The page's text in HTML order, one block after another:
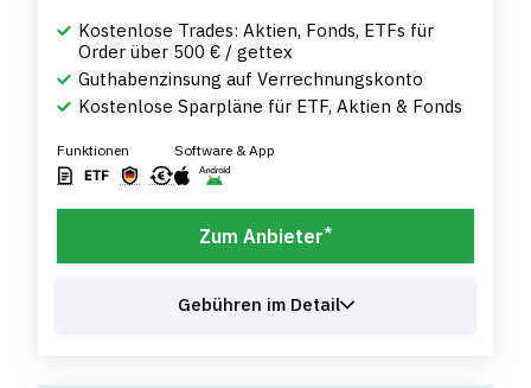
Kostenlose Trades: Aktien, Fonds, ETFs für
Order über 500 € / gettex
Guthabenzinsung auf Verrechnungskonto
Kostenlose Sparpläne für ETF, Aktien & Fonds
Funktionen Software & App
Zum Anbieter*
Gebühren im Detail